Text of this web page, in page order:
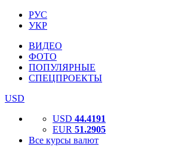
РУС
УКР
ВИДЕО
ФОТО
ПОПУЛЯРНЫЕ
СПЕЦПРОЕКТЫ
USD
USD 44.4191
EUR 51.2905
Все курсы валют